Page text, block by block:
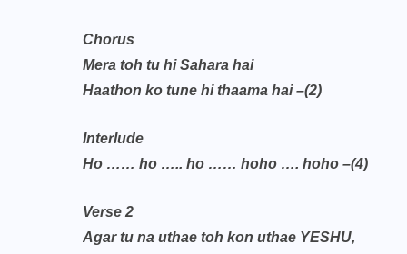
Chorus
Mera toh tu hi Sahara hai
Haathon ko tune hi thaama hai –(2)
Interlude
Ho …… ho ….. ho …… hoho …. hoho –(4)
Verse 2
Agar tu na uthae toh kon uthae YESHU,